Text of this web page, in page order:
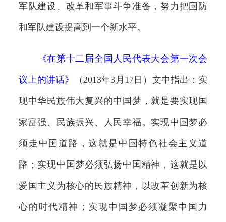
军队建设、改革和军事斗争准备，努力把国防
和军队建设提高到一个新水平。
《在第十二届全国人民代表大会第一次会
议上的讲话》 （2013年3月17日）文中指出：实
现中华民族伟大复兴的中国梦，就是要实现国
家富强、民族振兴、人民幸福。实现中国梦必
须走中国道路，这就是中国特色社会主义道
路；实现中国梦必须弘扬中国精神，这就是以
爱国主义为核心的民族精神，以改革创新为核
心的时代精神；实现中国梦必须凝聚中国力